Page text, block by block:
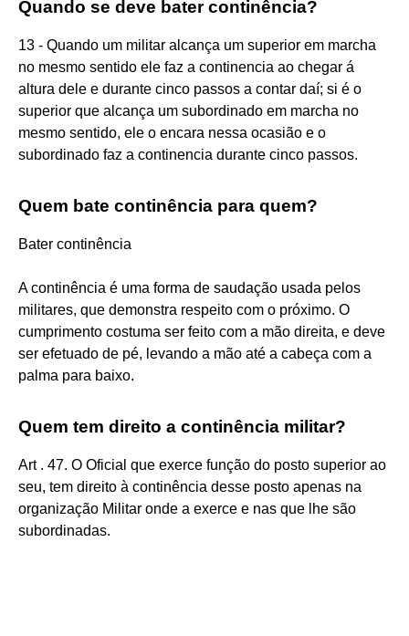
Quando se deve bater continência?
13 - Quando um militar alcança um superior em marcha
no mesmo sentido ele faz a continencia ao chegar á
altura dele e durante cinco passos a contar daí; si é o
superior que alcança um subordinado em marcha no
mesmo sentido, ele o encara nessa ocasião e o
subordinado faz a continencia durante cinco passos.
Quem bate continência para quem?
Bater continência
A continência é uma forma de saudação usada pelos
militares, que demonstra respeito com o próximo. O
cumprimento costuma ser feito com a mão direita, e deve
ser efetuado de pé, levando a mão até a cabeça com a
palma para baixo.
Quem tem direito a continência militar?
Art . 47. O Oficial que exerce função do posto superior ao
seu, tem direito à continência desse posto apenas na
organização Militar onde a exerce e nas que lhe são
subordinadas.